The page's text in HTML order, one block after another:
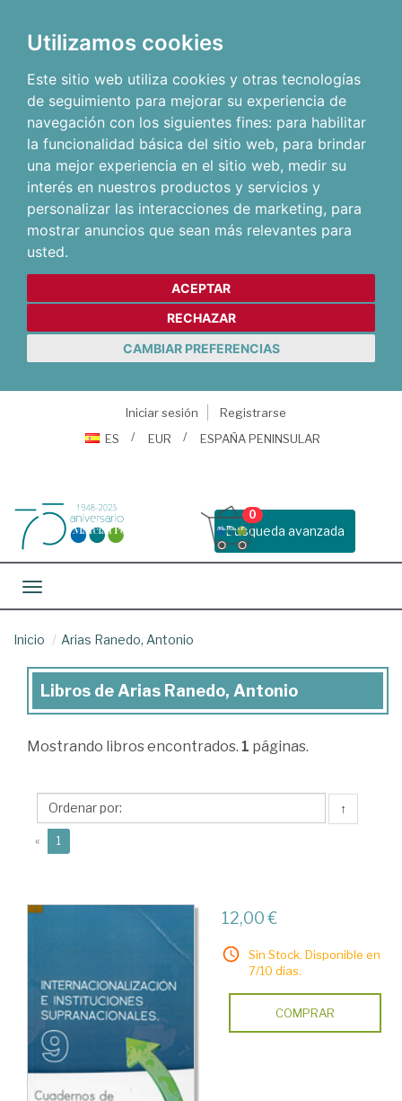
Utilizamos cookies
Este sitio web utiliza cookies y otras tecnologías
de seguimiento para mejorar su experiencia de
navegación con los siguientes fines: para habilitar
la funcionalidad básica del sitio web, para brindar
una mejor experiencia en el sitio web, medir su
interés en nuestros productos y servicios y
personalizar las interacciones de marketing, para
mostrar anuncios que sean más relevantes para
usted.
ACEPTAR
RECHAZAR
CAMBIAR PREFERENCIAS
Iniciar sesión
Registrarse
ES
EUR ESPAÑA PENINSULAR
Busqueda avanzada
0
Toggle navigation
Inicio Arias Ranedo, Antonio
Libros
Arias
Antonio
Libros de Arias Ranedo, Antonio
Mostrando libros encontrados. 1 páginas.
↑
« 1
12,00 €
Sin Stock. Disponible en
7/10 días.
COMPRAR